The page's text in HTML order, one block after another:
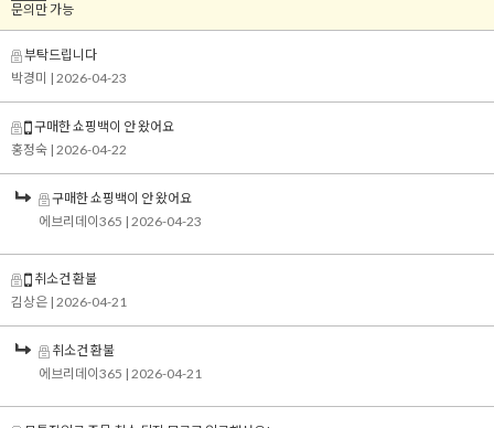
문의만 가능
부탁드립니다
박경미 | 2026-04-23
구매한 쇼핑백이 안 왔어요
홍정숙 | 2026-04-22
구매한 쇼핑백이 안 왔어요
에브리데이365 | 2026-04-23
취소건 환불
김상은 | 2026-04-21
취소건 환불
에브리데이365 | 2026-04-21